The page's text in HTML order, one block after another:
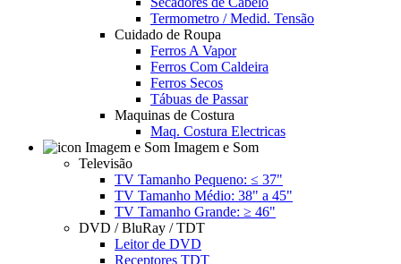
Termometro / Medid. Tensão
Cuidado de Roupa
Ferros A Vapor
Ferros Com Caldeira
Ferros Secos
Tábuas de Passar
Maquinas de Costura
Maq. Costura Electricas
Imagem e Som
Televisão
TV Tamanho Pequeno: ≤ 37"
TV Tamanho Médio: 38" a 45"
TV Tamanho Grande: ≥ 46"
DVD / BluRay / TDT
Leitor de DVD
Receptores TDT